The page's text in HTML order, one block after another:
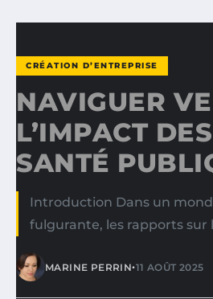
CRÉATION D’ENTREPRISE
NAVIGUER
L’IMPACT
SANTÉ
Introduction Dans un
fulgurante, les rapports sur
MARINE PERRIN•11 AOÛT 2025